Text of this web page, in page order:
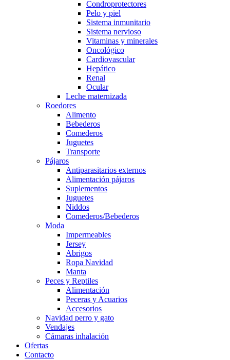
Condroprotectores
Pelo y piel
Sistema inmunitario
Sistema nervioso
Vitaminas y minerales
Oncológico
Cardiovascular
Hepático
Renal
Ocular
Leche maternizada
Roedores
Alimento
Bebederos
Comederos
Juguetes
Transporte
Pájaros
Antiparasitarios externos
Alimentación pájaros
Suplementos
Juguetes
Niddos
Comederos/Bebederos
Moda
Impermeables
Jersey
Abrigos
Ropa Navidad
Manta
Peces y Reptiles
Alimentación
Peceras y Acuarios
Accesorios
Navidad perro y gato
Vendajes
Cámaras inhalación
Ofertas
Contacto